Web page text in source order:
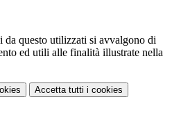
da questo utilizzati si avvalgono di
ed utili alle finalità illustrate nella
Accetta tutti i cookies